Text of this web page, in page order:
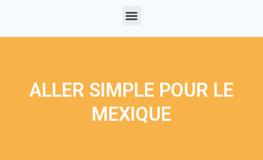
ALLER SIMPLE POUR LE
MEXIQUE